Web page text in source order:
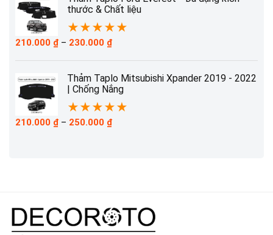
đến
230.000 ₫
thước & Chất liệu
★★★★★
210.000 ₫ – 230.000 ₫Khoảng
từ
210.000 ₫
đến
230.000 ₫
Thảm Taplo Mitsubishi Xpander 2019 - 2022
| Chống Nắng
★★★★★
210.000 ₫ – 250.000 ₫Khoảng